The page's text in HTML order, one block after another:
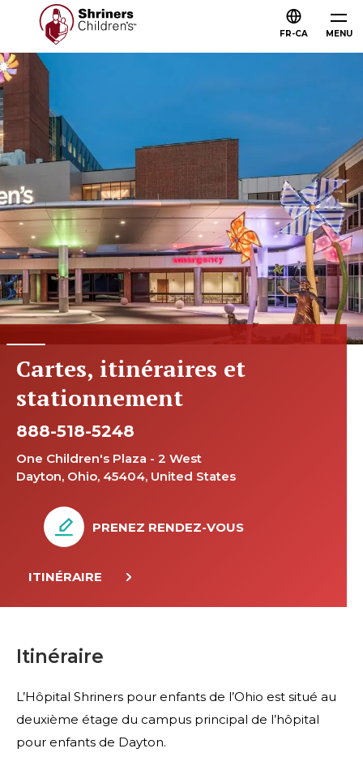
MENU
FR-CA
Cartes, itinéraires et
stationnement
888-518-5248
One Children's Plaza - 2 West
Dayton, Ohio, 45404, United States
PRENEZ RENDEZ-VOUS
ITINÉRAIRE
Itinéraire
L’Hôpital Shriners pour enfants de l’Ohio est situé au
deuxième étage du campus principal de l’hôpital
pour enfants de Dayton.